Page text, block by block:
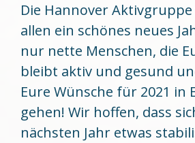
Die Hannover
allen ein schönes neues
nur nette Menschen, die
bleibt aktiv und gesund
Eure Wünsche für 2021 in
gehen! Wir hoffen, dass
nächsten Jahr etwas